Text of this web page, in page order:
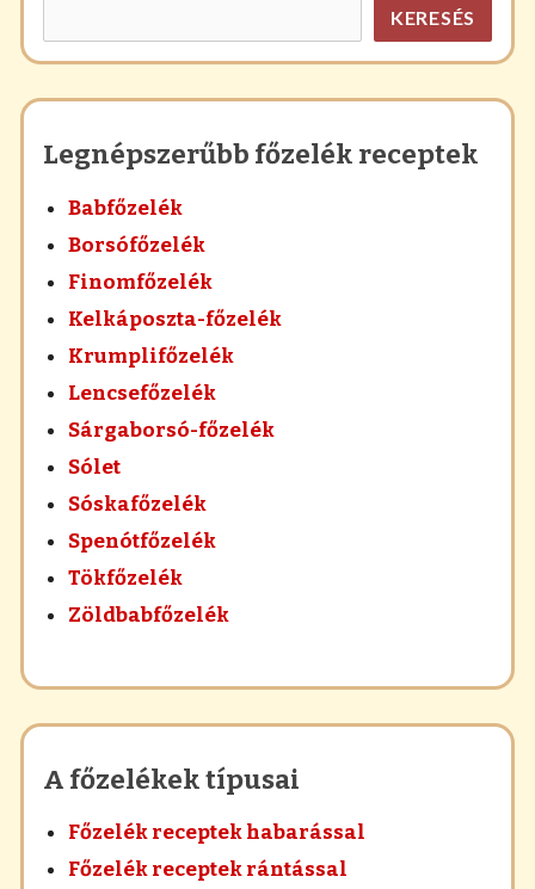
KERESÉS
Legnépszerűbb főzelék receptek
Babfőzelék
Borsófőzelék
Finomfőzelék
Kelkáposzta-főzelék
Krumplifőzelék
Lencsefőzelék
Sárgaborsó-főzelék
Sólet
Sóskafőzelék
Spenótfőzelék
Tökfőzelék
Zöldbabfőzelék
A főzelékek típusai
Főzelék receptek habarással
Főzelék receptek rántással